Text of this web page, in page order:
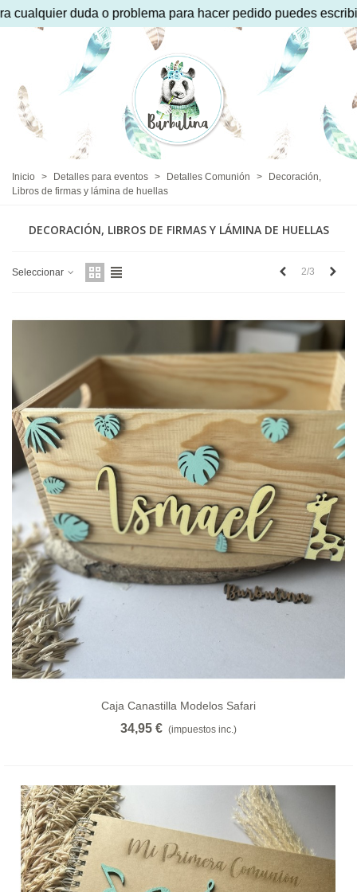
para hacer pedido puedes escribir por whatsaap al 650
Inicio > Detalles para eventos > Detalles Comunión >
Decoración,
Libros de firmas y lámina de huellas
DECORACIÓN, LIBROS DE FIRMAS Y LÁMINA DE HUELLAS
Seleccionar Anterior
2/3
Caja Canastilla Modelos Safari
34,95 € (impuestos inc.)